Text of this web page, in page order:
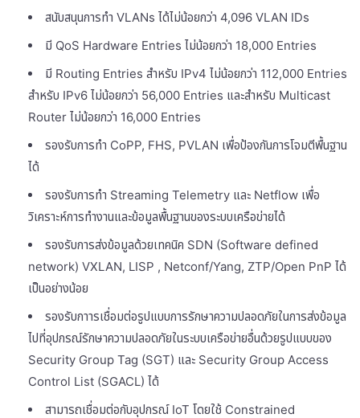
สนับสนุนการทำ VLANs ได้ไม่น้อยกว่า 4,096 VLAN IDs
มี QoS Hardware Entries ไม่น้อยกว่า 18,000 Entries
มี Routing Entries สำหรับ IPv4 ไม่น้อยกว่า 112,000 Entries
สำหรับ IPv6 ไม่น้อยกว่า 56,000 Entries และสำหรับ Multicast
Router ไม่น้อยกว่า 16,000 Entries
รองรับการทำ CoPP, FHS, PVLAN เพื่อป้องกันการโจมตีพื้นฐาน
ได้
รองรับการทำ Streaming Telemetry และ Netflow เพื่อ
วิเคราะห์การทำงานและข้อมูลพื้นฐานของระบบเครือข่ายได้
รองรับการส่งข้อมูลด้วยเทคนิค SDN (Software defined
network) VXLAN, LISP , Netconf/Yang, ZTP/Open PnP ได้
เป็นอย่างน้อย
รองรับกาารเชื่อมต่อรูปแบบการรักษาความปลอดภัยในการส่งข้อมูล
ไปที่อุปกรณ์รักษาความปลอดภัยในระบบเครือข่ายอื่นด้วยรูปแบบของ
Security Group Tag (SGT) และ Security Group Access
Control List (SGACL) ได้
สามารถเชื่อมต่อกับอุปกรณ์ IoT โดยใช้ Constrained